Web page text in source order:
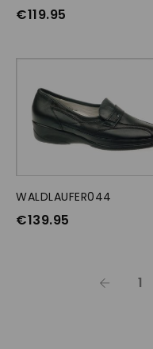
€119.95
OPTIES SELECTEREN
WALDLAUFER044
€139.95
1